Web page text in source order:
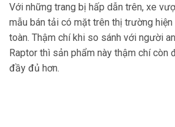
Với những trang bị hấp dẫn trên, xe
mẫu bán tải có mặt trên thị trường hiện
toàn. Thậm chí khi so sánh với người
Raptor thì sản phẩm này thậm chí còn
đầy đủ hơn.